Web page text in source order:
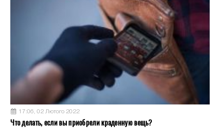
17:06, 02 Лютого 2022
Что делать, если вы приобрели краденную вещь?